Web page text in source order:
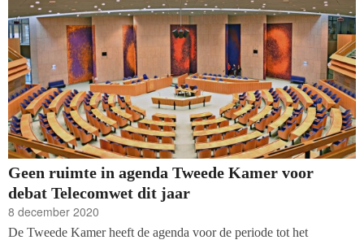
Geen ruimte in agenda Tweede Kamer voor
debat Telecomwet dit jaar
8 december 2020
De Tweede Kamer heeft de agenda voor de periode tot het